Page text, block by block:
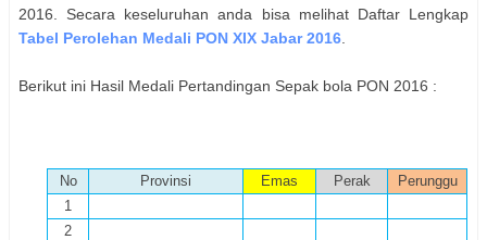
2016. Secara keseluruhan anda bisa melihat Daftar Lengkap
Tabel Perolehan Medali PON XIX Jabar 2016
Berikut ini Hasil Medali Pertandingan Sepak bola PON 2016 :
No Provinsi Emas Perak
Perunggu
1
2